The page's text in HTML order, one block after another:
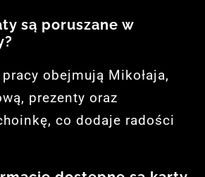
są poruszane w
obejmują Mikołaja,
prezenty oraz
co dodaje radości